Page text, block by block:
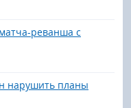
реванша с
нарушить планы